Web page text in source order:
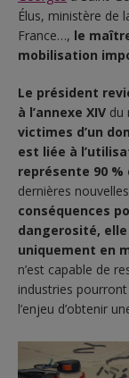
Élus, ministère
France…, le
mobilisation
Le président
à l’annexe XIV du
victimes d’un
est liée à
représente 90 %
dernières
conséquences
dangerosité,
uniquement en
n’est capable de
industries
l’enjeu d’obtenir